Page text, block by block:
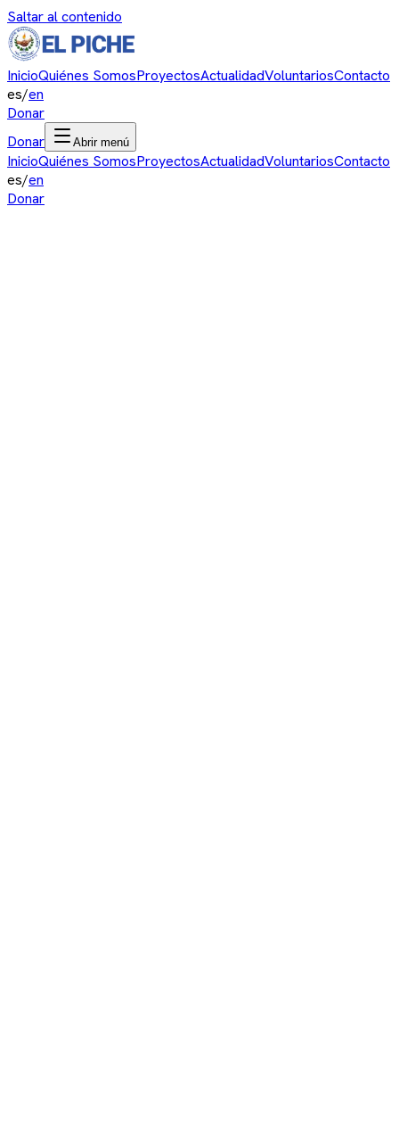
Saltar al contenido
InicioQuiénes SomosProyectosActualidadVoluntariosContacto
es/en
Donar
Donar
Abrir menú
InicioQuiénes SomosProyectosActualidadVoluntariosContacto
es/en
Donar